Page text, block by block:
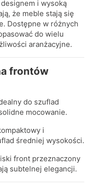
i wysoką
że meble stają się
Dostępne w różnych
do wielu
aranżacyjne.
frontów
do szuflad
mocowanie.
i
średniej wysokości.
front przeznaczony
subtelnej elegancji.